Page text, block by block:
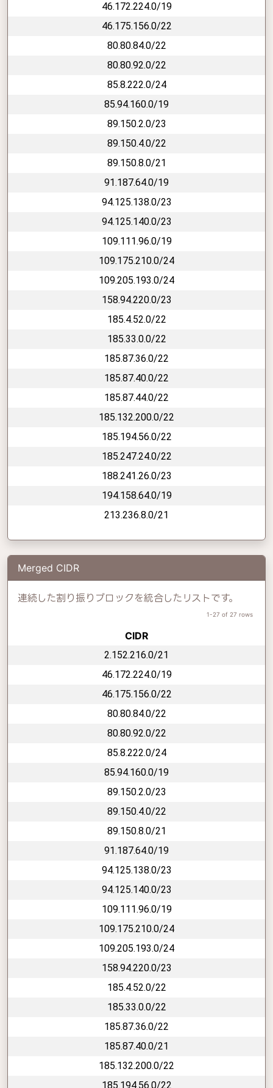
46.172.224.0/19
46.175.156.0/22
80.80.84.0/22
80.80.92.0/22
85.8.222.0/24
85.94.160.0/19
89.150.2.0/23
89.150.4.0/22
89.150.8.0/21
91.187.64.0/19
94.125.138.0/23
94.125.140.0/23
109.111.96.0/19
109.175.210.0/24
109.205.193.0/24
158.94.220.0/23
185.4.52.0/22
185.33.0.0/22
185.87.36.0/22
185.87.40.0/22
185.87.44.0/22
185.132.200.0/22
185.194.56.0/22
185.247.24.0/22
188.241.26.0/23
194.158.64.0/19
213.236.8.0/21
Merged CIDR
連続した割り振りブロックを統合したリストです。
1-27 of 27 rows
CIDR
2.152.216.0/21
46.172.224.0/19
46.175.156.0/22
80.80.84.0/22
80.80.92.0/22
85.8.222.0/24
85.94.160.0/19
89.150.2.0/23
89.150.4.0/22
89.150.8.0/21
91.187.64.0/19
94.125.138.0/23
94.125.140.0/23
109.111.96.0/19
109.175.210.0/24
109.205.193.0/24
158.94.220.0/23
185.4.52.0/22
185.33.0.0/22
185.87.36.0/22
185.87.40.0/21
185.132.200.0/22
185.194.56.0/22